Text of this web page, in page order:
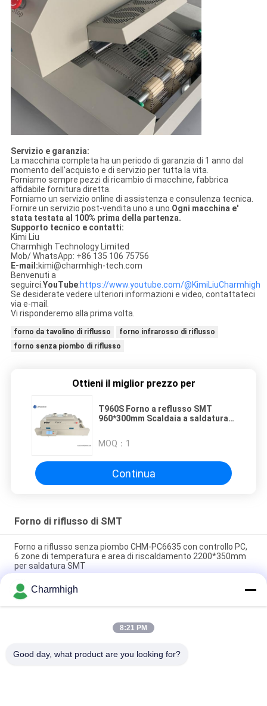
Servizio e garanzia:
La macchina completa ha un periodo di garanzia di 1 anno dal
momento dell'acquisto e di servizio per tutta la vita.
Forniamo sempre pezzi di ricambio di macchine, fabbrica
affidabile fornitura diretta.
Forniamo un servizio online di assistenza e consulenza tecnica.
Fornire un servizio post-vendita uno a uno.Ogni macchina e'
stata testata al 100% prima della partenza.
Supporto tecnico e contatti:
Kimi Liu
Charmhigh Technology Limited
Mob/ WhatsApp: +86 135 106 75756
E-mail:kimi@charmhigh-tech.com
Benvenuti a
seguirci.YouTube:https://www.youtube.com/@KimiLiuCharmhigh
Se desiderate vedere ulteriori informazioni e video, contattateci
via e-mail.
Vi risponderemo alla prima volta.
forno da tavolino di riflusso
forno infrarosso di riflusso
forno senza piombo di riflusso
Ottieni il miglior prezzo per
T960S Forno a reflusso SMT
960*300mm Scaldaia a saldatura
temperatura
MOQ： 1
Continua
Forno di riflusso di SMT
Forno a riflusso senza piombo CHM-PC6635 con controllo PC,
6 zone di temperatura e area di riscaldamento 2200*350mm
per saldatura SMT
CHM-F830 Forno a reflusso SMT verticale con 8 zone temp
1400*300 mm
CHM-6635 Forno a rifusione 6 zone di temperatura
(up6+down6) 2200*350mm Macchina per saldatura a
Charmhigh
8:21 PM
Good day, what product are you looking for?